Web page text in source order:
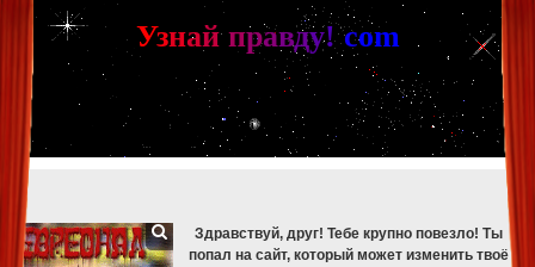
[phpBB Debug] PHP Warning : in file [ROOT]/phpbb/db/driver/mysqli.php
mysqli_fetch_assoc(): Couldn't fetch mysqli_result
[phpBB Debug] PHP Warning: in file[ROOT]/phpbb/db/driver/mysqli.php 329
mysqli_free_result(): Couldn't fetch mysqli_result
[phpBB Debug] PHP Warning
[ROOT]/phpbb/db/driver/mysqli.php on line 265
mysqli_fetch_assoc(): Couldn't fetch mysqli_result
[phpBB Debug] PHP Warning
: in file [ROOT]/phpbb/db/driver/mysqli.php on line329
mysqli_free_result(): Couldn't fetch mysqli_result
[phpBB Debug] PHP Warning: in file [ROOT]/phpbb/db/driver/mysqli.php on line 265
mysqli_fetch_assoc(): Couldn't fetch mysqli_result
[phpBB Debug] PHP Warning
[ROOT]/phpbb/db/driver/mysqli.php on line329:
mysqli_free_result(): Couldn't fetch mysqli_result
Узнай правду! com
Здравствуй, друг! Тебе крупно повезло! Ты
попал на сайт, который может изменить твоё